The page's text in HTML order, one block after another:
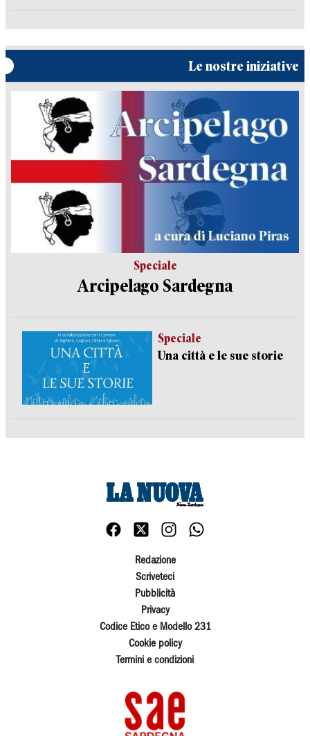
Le nostre iniziative
Speciale
Arcipelago Sardegna
Speciale
Una città e le sue storie
Redazione
Scriveteci
Pubblicità
Privacy
Codice Etico e Modello 231
Cookie policy
Termini e condizioni